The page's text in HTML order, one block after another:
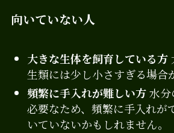
向いていない人
大きな生体を飼育している方
生類には少し小さすぎる場合
頻繁に手入れが難しい方水分
必要なため、頻繁に手入れが
いていないかもしれません。